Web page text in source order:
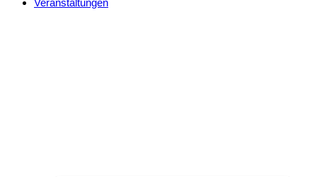
Veranstaltungen